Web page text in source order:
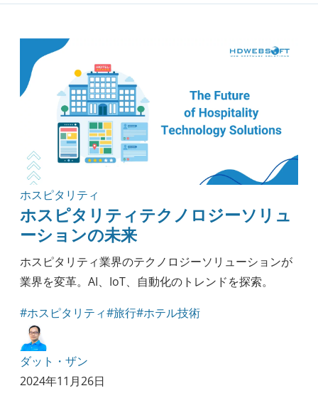
ソフトウェア開発 テクノロジー
アウトソーシング
セキュリティ エンジニアリング
ヘルスケア 方法論
ブロックチェーン
ホスピタリティ
ホスピタリティテクノロジーソリュ
ーションの未来
ホスピタリティ業界のテクノロジーソリューションが
業界を変革。AI、IoT、自動化のトレンドを探索。
#ホスピタリティ#旅行#ホテル技術
ダット・ザン
2024年11月26日